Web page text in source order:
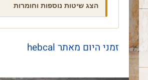
הצג שיטות נוספות וחומרות
זמני היום מאתר hebcal
חדש!מייצג
שער השמיים